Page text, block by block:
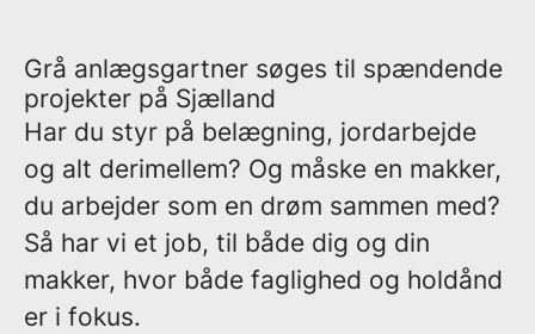
Grå anlægsgartner søges til spændende
projekter på Sjælland
Har du styr på belægning, jordarbejde
og alt derimellem? Og måske en makker,
du arbejder som en drøm sammen med?
Så har vi et job, til både dig og din
makker, hvor både faglighed og holdånd
er i fokus.